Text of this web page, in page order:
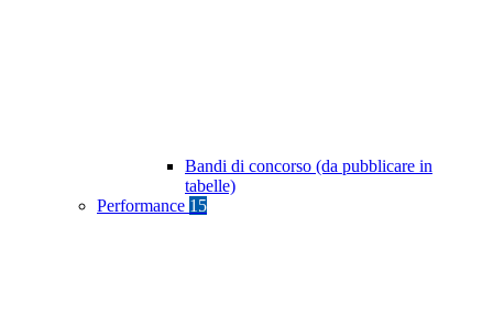
Bandi di concorso (da pubblicare in
tabelle)
Performance 15